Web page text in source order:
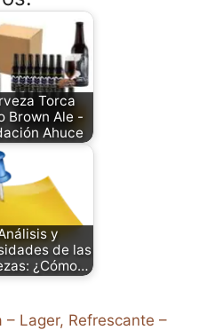
Torca
Brown Ale -
Ahuce
y
de las
¿Cómo…
– Lager, Refrescante –